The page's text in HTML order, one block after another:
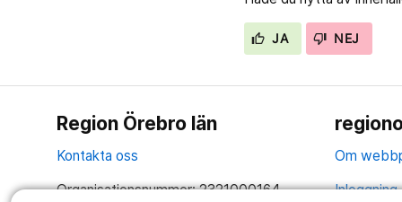
JA NEJ
Region Örebro län
Kontakta oss
Organisationsnummer: 2321000164
Om